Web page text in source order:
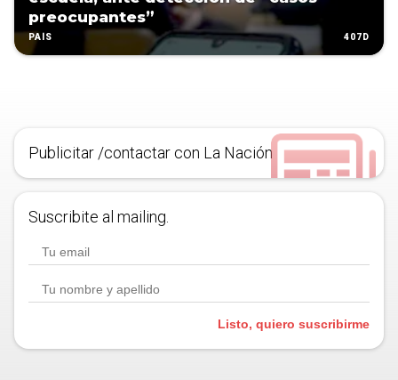
preocupantes”
PAÍS 407D
Publicitar /contactar con La Nación
Suscribite al mailing.
Listo, quiero suscribirme